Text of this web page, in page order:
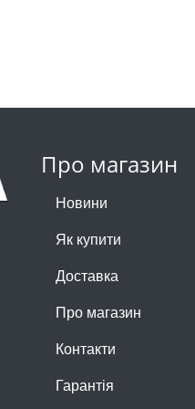
Про магазин
Новини
Як купити
Доставка
Про магазин
Контакти
Гарантія